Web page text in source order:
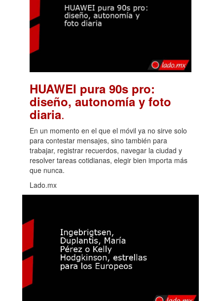
HUAWEI pura 90s pro:
diseño, autonomía y foto
diaria.
En un momento en el que el móvil ya no sirve solo
para contestar mensajes, sino también para
trabajar, registrar recuerdos, navegar la ciudad y
resolver tareas cotidianas, elegir bien importa más
que nunca.
Lado.mx